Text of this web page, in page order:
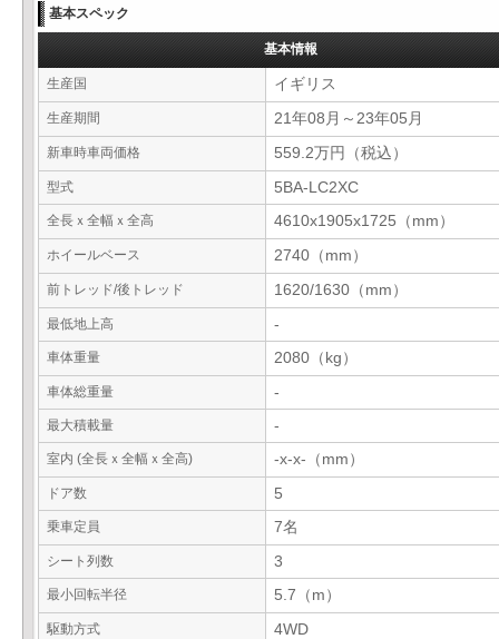
基本スペック
基本情報
生産国 イギリス
生産期間 21年08月～23年05月
新車時車両価格 559.2万円（税込）
型式 5BA-LC2XC
全長ｘ全幅ｘ全高 4610x1905x1725（mm）
ホイールベース 2740（mm）
前トレッド/後トレッド 1620/1630（mm）
最低地上高 -
車体重量 2080（kg）
車体総重量 -
最大積載量 -
室内 (全長ｘ全幅ｘ全高) -x-x-（mm）
ドア数 5
乗車定員 7名
シート列数 3
最小回転半径 5.7（m）
駆動方式 4WD